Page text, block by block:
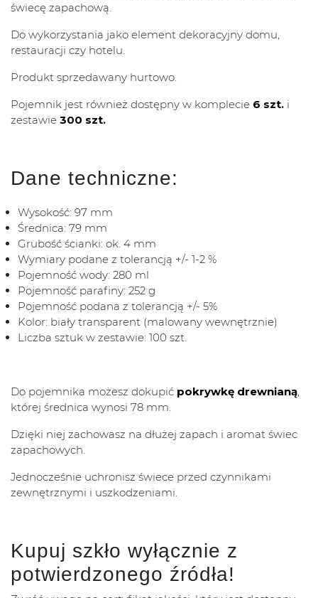
świecę zapachową.
Do wykorzystania jako element dekoracyjny domu,
restauracji czy hotelu.
Produkt sprzedawany hurtowo.
Pojemnik jest również dostępny w komplecie 6 szt. i
zestawie 300 szt.
Dane techniczne:
Wysokość: 97 mm
Średnica: 79 mm
Grubość ścianki: ok. 4 mm
Wymiary podane z tolerancją +/- 1-2 %
Pojemność wody: 280 ml
Pojemność parafiny: 252 g
Pojemność podana z tolerancją +/- 5%
Kolor: biały transparent (malowany wewnętrznie)
Liczba sztuk w zestawie: 100 szt.
Do pojemnika możesz dokupić pokrywkę drewnianą,
której średnica wynosi 78 mm.
Dzięki niej zachowasz na dłużej zapach i aromat świec
zapachowych.
Jednocześnie uchronisz świece przed czynnikami
zewnętrznymi i uszkodzeniami.
Kupuj szkło wyłącznie z
potwierdzonego źródła!